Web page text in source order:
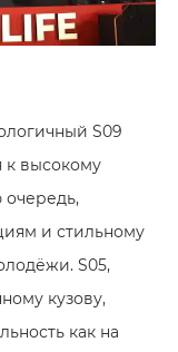
S09
к высокому
очередь,
и стильному
S05,
кузову,
как на